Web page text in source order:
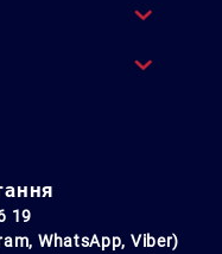
19
WhatsApp, Viber)